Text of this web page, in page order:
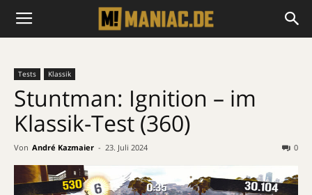
Tests Klassik
Stuntman: Ignition – im
Klassik-Test (360)
Von André Kazmaier - 23. Juli 2024 0